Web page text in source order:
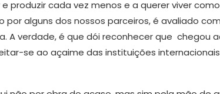
produzir cada vez menos e a querer viver
por alguns dos nossos parceiros, é avaliado
A verdade, é que dói reconhecer que chegou
se ao açaime das instituições